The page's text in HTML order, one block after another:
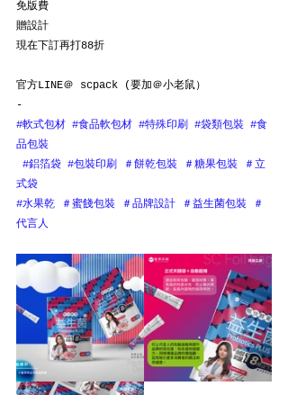
免版費
贈設計
現在下訂再打88折
官方LINE＠ scpack (要加＠小老鼠）
-
#軟式包材 #食品軟包材 #特殊印刷 #袋類包裝 #食
品包裝
#鋁箔袋 #包裝印刷 ＃餅乾包裝 ＃糖果包裝
＃立
式袋
#水果乾
＃蜜餞包裝 ＃品牌設計 ＃益生菌包裝
＃
代言人